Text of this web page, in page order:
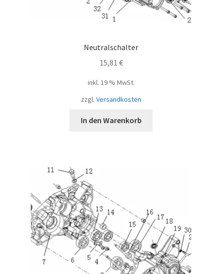
Neutralschalter
15,81 €
inkl. 19 % MwSt.
zzgl. Versandkosten
In den Warenkorb